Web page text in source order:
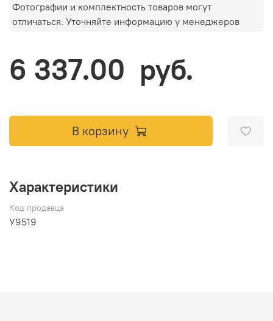
Фотографии и комплектность товаров могут
отличаться. Уточняйте информацию у менеджеров
6 337.00 руб.
В корзину
Характеристики
Код продавца
У9519